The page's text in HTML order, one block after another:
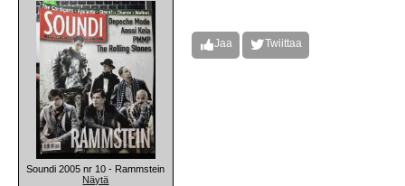
Soundi 2005 nr 10 - Rammstein
Näytä
Jaa Twiittaa